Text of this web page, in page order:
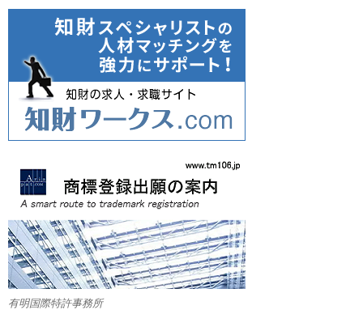
有明国際特許事務所